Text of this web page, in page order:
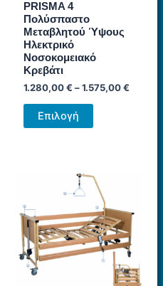
PRISMA 4
Πολύσπαστο
Μεταβλητού Ύψους
Ηλεκτρικό
Νοσοκομειακό
Κρεβάτι
1.280,00€ –1.575,00€
Επιλογή
Αυτό
το
πολλαπλές
παραλλαγές.
Οι
επιλογές
μπορούν
να
επιλεγούν